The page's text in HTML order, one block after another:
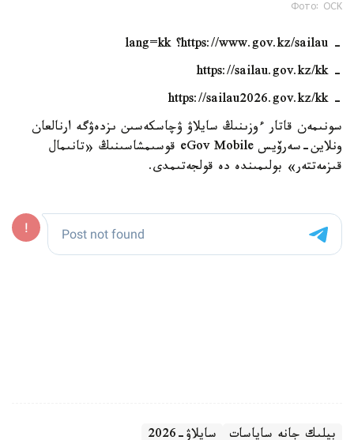
Фото: ОСК
- https://www.gov.kz/sailau؟ lang=kk
- https://sailau.gov.kz/kk
- https://sailau2026.gov.kz/kk
سونىمەن قاتار ءوزىنىڭ سايلاۋ ۋچاسكەسىن ىزدەۋگە ارنالعان
ونلاين-سەرۆيس eGov Mobile قوسىمشاسىنىڭ «تانىمال
قىزمەتتەر» بولىمىندە دە قولجەتىمدى.
بيلىك جانە ساياسات سايلاۋ-2026